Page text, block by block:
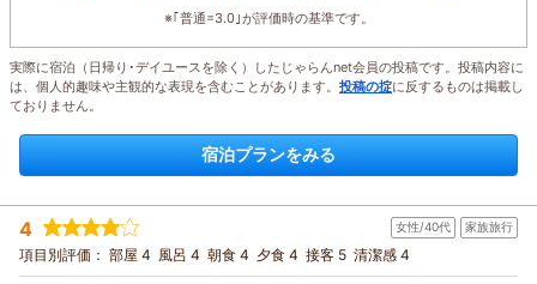
※｢普通=3.0｣が評価時の基準です。
実際に宿泊（日帰り･デイユースを除く）したじゃらんnet会員の投稿です。投稿内容に
は、個人的趣味や主観的な表現を含むことがあります。 投稿の掟に反するものは掲載し
ておりません。
宿泊プランをみる
4 女性/40代 家族旅行
項目別評価： 部屋 4 風呂 4 朝食 4 夕食 4 接客 5 清潔感 4